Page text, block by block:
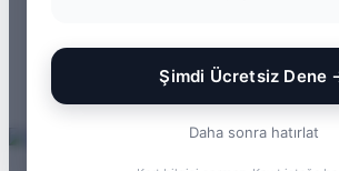
Şimdi Ücretsiz Dene
Daha sonra hatırlat
Ol
Rastgele
Bölmesi
yap